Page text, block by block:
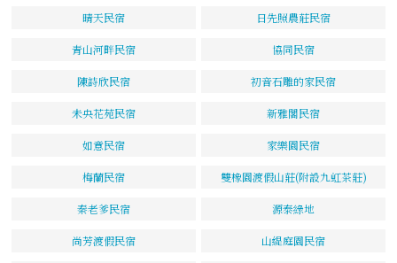
晴天民宿 日先照農莊民宿
青山河畔民宿 協同民宿
陳詩欣民宿 初音石雕的家民宿
未央花苑民宿 新雅閣民宿
如意民宿 家樂園民宿
梅蘭民宿 雙橡園渡假山莊(附設九虹茶莊)
秦老爹民宿 源泰綠地
尚芳渡假民宿 山緹庭園民宿